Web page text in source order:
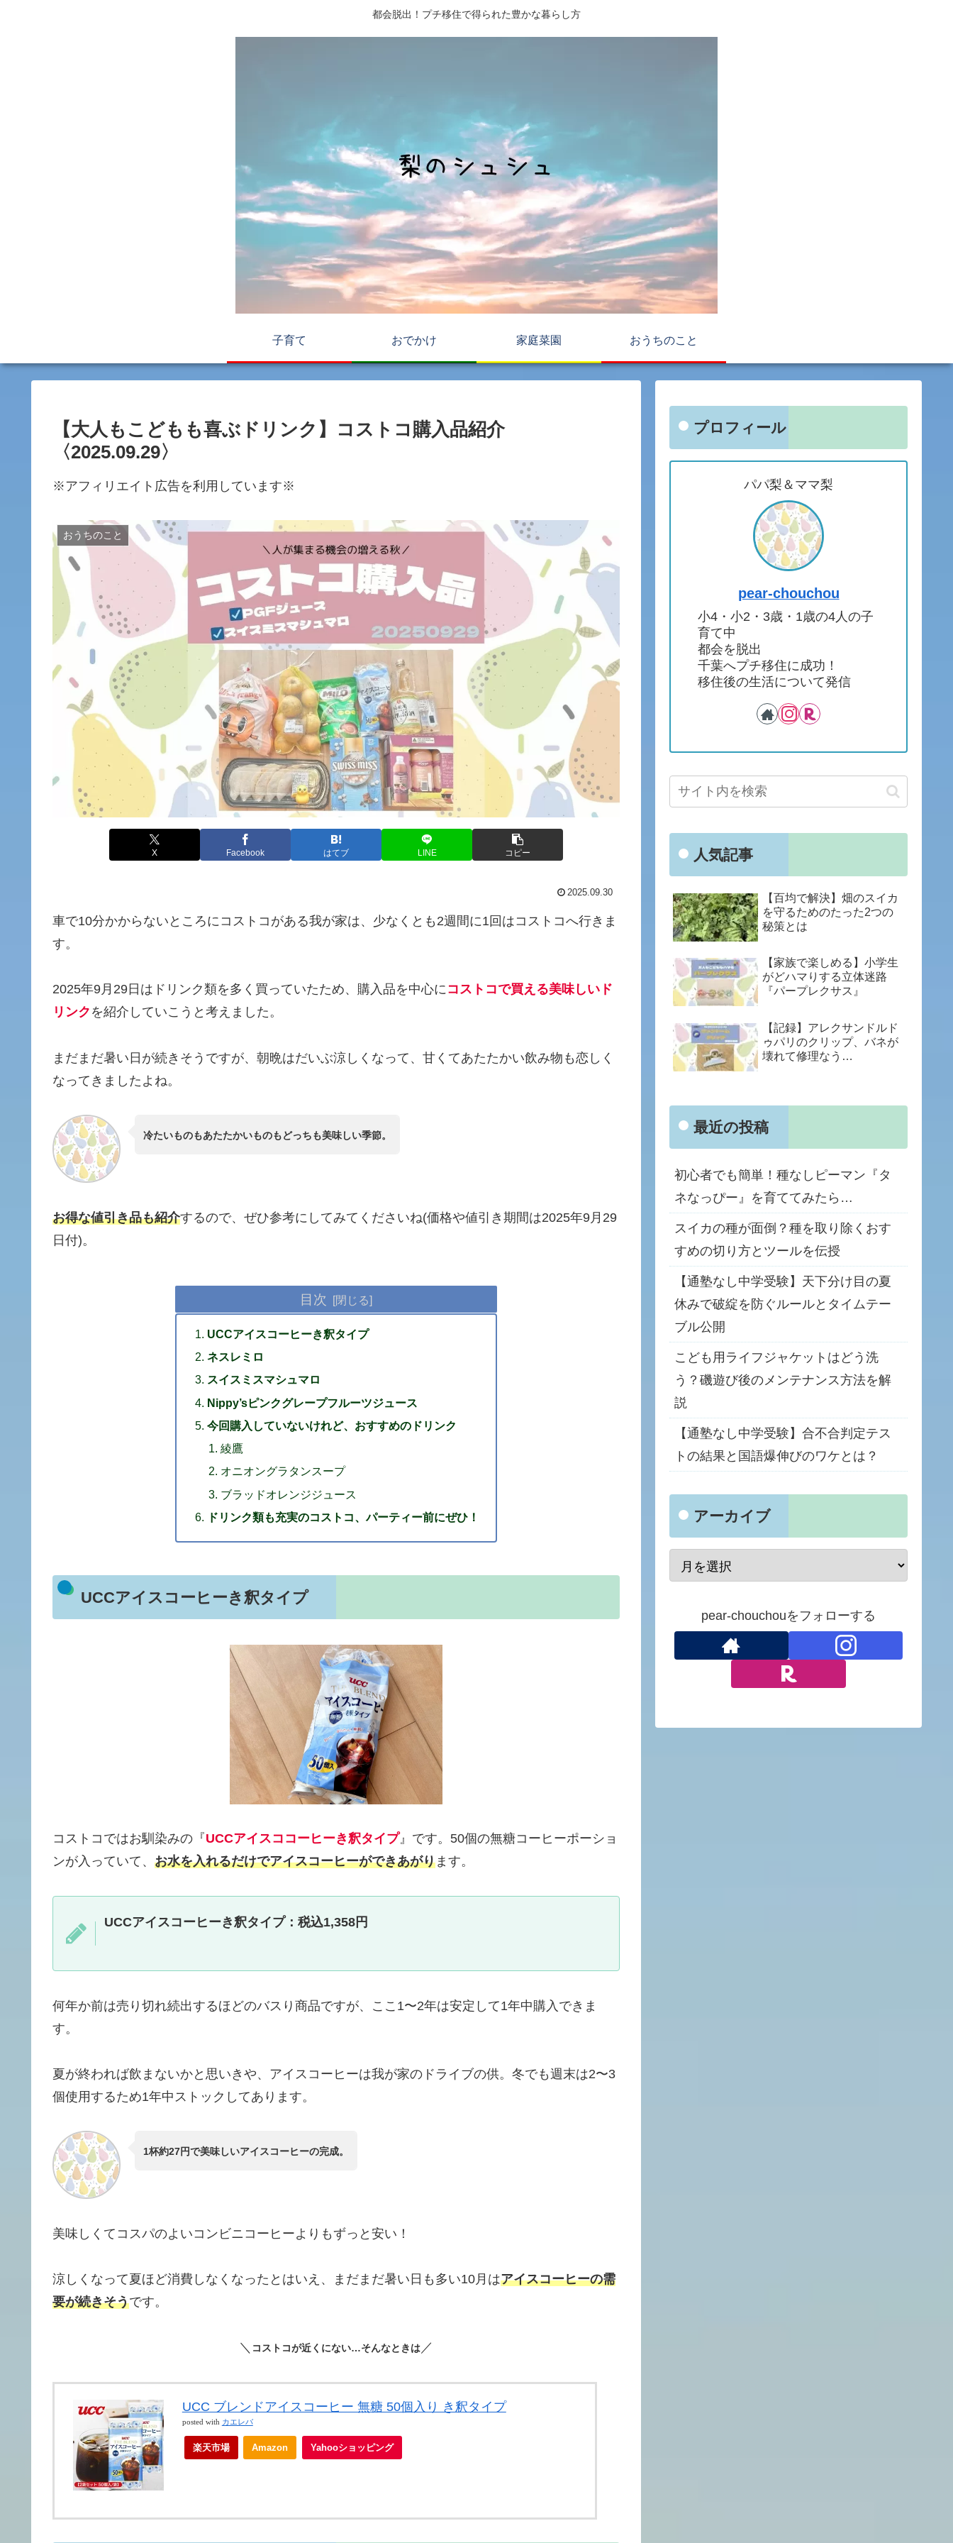
都会脱出！プチ移住で得られた豊かな暮らし方
子育て おでかけ 家庭菜園 おうちのこと
【大人もこどもも喜ぶドリンク】コストコ購入品紹介
〈2025.09.29〉
※アフィリエイト広告を利用しています※
おうちのこと
X Facebook はてブ LINE コピー
2025.09.30
車で10分かからないところにコストコがある我が家は、少なくとも2週間に1回はコストコへ行きま
す。
2025年9月29日はドリンク類を多く買っていたため、購入品を中心にコストコで買える美味しいド
リンク を紹介していこうと考えました。
まだまだ暑い日が続きそうですが、朝晩はだいぶ涼しくなって、甘くてあたたかい飲み物も恋しく
なってきましたよね。
冷たいものもあたたかいものもどっちも美味しい季節。
お得な値引き品も紹介するので、ぜひ参考にしてみてくださいね(価格や値引き期間は2025年9月29
日付)。
目次
UCCアイスコーヒーき釈タイプ
ネスレミロ
スイスミスマシュマロ
Nippy’sピンクグレープフルーツジュース
今回購入していないけれど、おすすめのドリンク
綾鷹
オニオングラタンスープ
ブラッドオレンジジュース
ドリンク類も充実のコストコ、パーティー前にぜひ！
UCCアイスコーヒーき釈タイプ
コストコではお馴染みの『UCCアイスココーヒーき釈タイプ』です。50個の無糖コーヒーポーショ
ンが入っていて、 お水を入れるだけでアイスコーヒーができあがります。
UCCアイスコーヒーき釈タイプ：税込1,358円
何年か前は売り切れ続出するほどのバスり商品ですが、ここ1〜2年は安定して1年中購入できま
す。
夏が終われば飲まないかと思いきや、アイスコーヒーは我が家のドライブの供。冬でも週末は2〜3
個使用するため1年中ストックしてあります。
1杯約27円で美味しいアイスコーヒーの完成。
美味しくてコスパのよいコンビニコーヒーよりもずっと安い！
涼しくなって夏ほど消費しなくなったとはいえ、まだまだ暑い日も多い10月はアイスコーヒーの需
要が続きそうです。
＼ コストコが近くにない…そんなときは／
UCC ブレンドアイスコーヒー 無糖 50個入り き釈タイプ
posted with カエレバ
楽天市場 Amazon Yahooショッピング
プロフィール
パパ梨＆ママ梨
pear-chouchou
小4・小2・3歳・1歳の4人の子
育て中
都会を脱出
千葉へプチ移住に成功！
移住後の生活について発信
人気記事
【百均で解決】畑のスイカ
を守るためのたった2つの
秘策とは
【家族で楽しめる】小学生
がどハマりする立体迷路
『パープレクサス』
【記録】アレクサンドルド
ゥパリのクリップ、バネが
壊れて修理なう…
最近の投稿
初心者でも簡単！種なしピーマン『タ
ネなっぴー』を育ててみたら…
スイカの種が面倒？種を取り除くおす
すめの切り方とツールを伝授
【通塾なし中学受験】天下分け目の夏
休みで破綻を防ぐルールとタイムテー
ブル公開
こども用ライフジャケットはどう洗
う？磯遊び後のメンテナンス方法を解
説
【通塾なし中学受験】合不合判定テス
トの結果と国語爆伸びのワケとは？
アーカイブ
pear-chouchouをフォローする